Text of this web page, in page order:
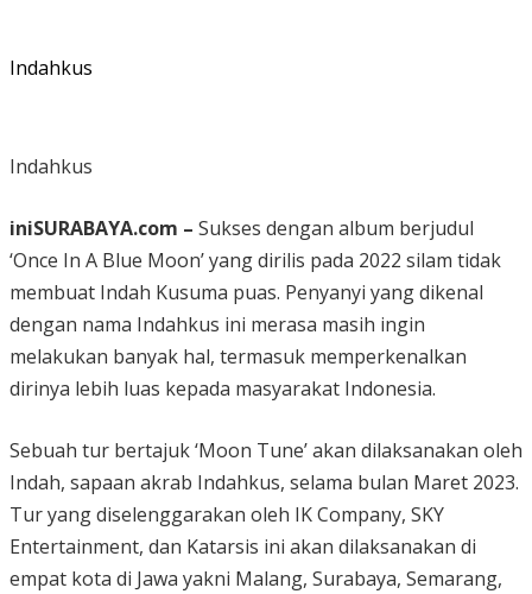
Indahkus
Indahkus
iniSURABAYA.com – Sukses dengan album berjudul
‘Once In A Blue Moon’ yang dirilis pada 2022 silam tidak
membuat Indah Kusuma puas. Penyanyi yang dikenal
dengan nama Indahkus ini merasa masih ingin
melakukan banyak hal, termasuk memperkenalkan
dirinya lebih luas kepada masyarakat Indonesia.
Sebuah tur bertajuk ‘Moon Tune’ akan dilaksanakan oleh
Indah, sapaan akrab Indahkus, selama bulan Maret 2023.
Tur yang diselenggarakan oleh IK Company, SKY
Entertainment, dan Katarsis ini akan dilaksanakan di
empat kota di Jawa yakni Malang, Surabaya, Semarang,